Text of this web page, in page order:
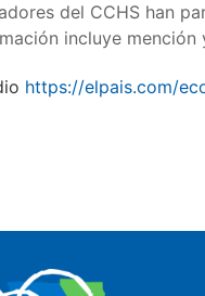
del CCHS han
incluye mención
https://elpais.com/